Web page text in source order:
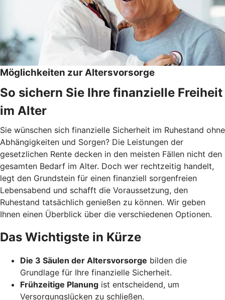
Möglichkeiten zur Altersvorsorge
So sichern Sie Ihre finanzielle Freiheit
im Alter
Sie wünschen sich finanzielle Sicherheit im Ruhestand ohne
Abhängigkeiten und Sorgen? Die Leistungen der
gesetzlichen Rente decken in den meisten Fällen nicht den
gesamten Bedarf im Alter. Doch wer rechtzeitig handelt,
legt den Grundstein für einen finanziell sorgenfreien
Lebensabend und schafft die Voraussetzung, den
Ruhestand tatsächlich genießen zu können. Wir geben
Ihnen einen Überblick über die verschiedenen Optionen.
Das Wichtigste in Kürze
Die 3 Säulen der Altersvorsorge bilden die
Grundlage für Ihre finanzielle Sicherheit.
Frühzeitige Planung ist entscheidend, um
Versorgungslücken zu schließen.